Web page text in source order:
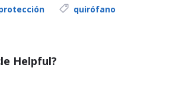
T
quirófano
Helpful?